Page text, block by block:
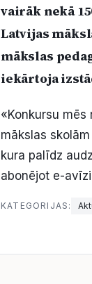
vairāk nekā
Latvijas
mākslas
iekārtoja
«Konkursu
mākslas
kura palīdz
abonējot e-
KATEGORIJAS: